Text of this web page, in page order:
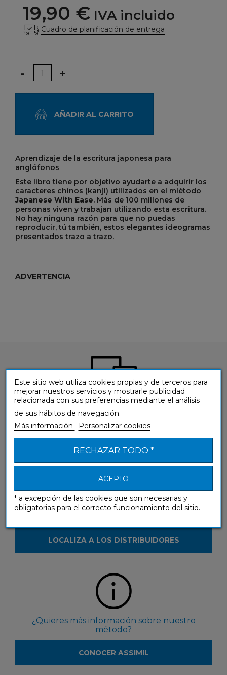
19,90 € IVA incluido
Cuadro de planificación de entrega
Cantidad
- +
AÑADIR AL CARRITO
Aprendizaje de la escritura japonesa para
anglófonos
Este libro tiene por objetivo ayudarte a adquirir los
caracteres chinos (kanji) utilizados en el mlétodo
Japanese With Ease. Más de 100 millones de
personas viven y trabajan utilizando esta escritura.
No hay ninguna razón para que no puedas
reproducir, tú también, estos elegantes ideogramas
presentados trazo a trazo.
ADVERTENCIA
¿Tienes alguna pregunta sobre nuestros
productos?
CONTÁCTANOS
LOCALIZA A LOS DISTRIBUIDORES
¿Quieres más información sobre nuestro
método?
CONOCER ASSIMIL
Este sitio web utiliza cookies propias y de terceros para
mejorar nuestros servicios y mostrarle publicidad
relacionada con sus preferencias mediante el análisis
de sus hábitos de navegación.
Más información
Personalizar cookies
RECHAZAR TODO *
ACEPTO
* a excepción de las cookies que son necesarias y
obligatorias para el correcto funcionamiento del sitio.